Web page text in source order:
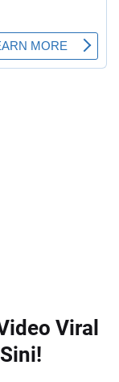
Viral